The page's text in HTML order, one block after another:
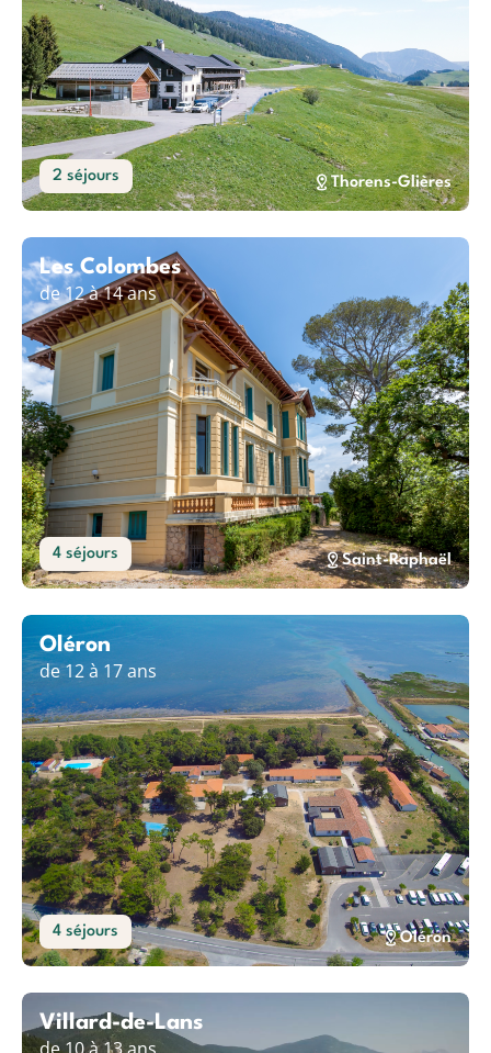
2 séjours Thorens-Glières
Les Colombes
de 12 à 14 ans
4 séjours Saint-Raphaël
Oléron
de 12 à 17 ans
4 séjours Oléron
Villard-de-Lans